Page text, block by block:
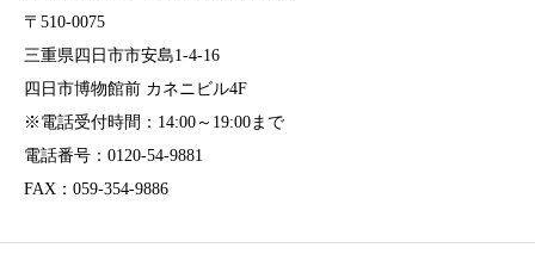
〒510-0075
三重県四日市市安島1-4-16
四日市博物館前 カネニビル4F
※電話受付時間：14:00～19:00まで
電話番号：0120-54-9881
FAX：059-354-9886